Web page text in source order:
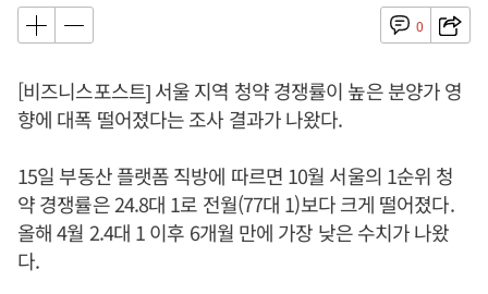
0
[비즈니스포스트] 서울 지역 청약 경쟁률이 높은 분양가 영
향에 대폭 떨어졌다는 조사 결과가 나왔다.
15일 부동산 플랫폼 직방에 따르면 10월 서울의 1순위 청
약 경쟁률은 24.8대 1로 전월(77대 1)보다 크게 떨어졌다.
올해 4월 2.4대 1 이후 6개월 만에 가장 낮은 수치가 나왔
다.